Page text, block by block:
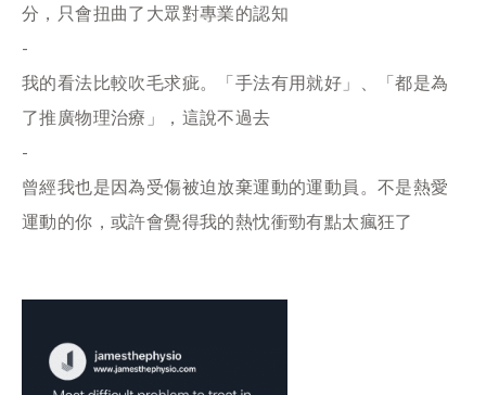
分，只會扭曲了大眾對專業的認知
-
我的看法比較吹毛求疵。「手法有用就好」、「都是為
了推廣物理治療」，這說不過去
-
曾經我也是因為受傷被迫放棄運動的運動員。不是熱愛
運動的你，或許會覺得我的熱忱衝勁有點太瘋狂了